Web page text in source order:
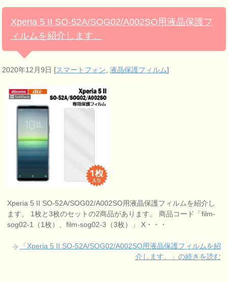
Xperia 5 II SO-52A/SOG02/A002SO用液晶保護フ
ィルムを紹介します。
2020年12月9日 [スマートフォン,液晶保護フィルム]
Xperia 5 II SO-52A/SOG02/A002SO用液晶保護フィルムを紹介し
ます。 1枚と3枚のセットの2商品があります。 商品コード「film-
sog02-1（1枚）、film-sog02-3（3枚）」 X・・・
「Xperia 5 II SO-52A/SOG02/A002SO用液晶保護フィルムを紹
介します。」の続きを読む